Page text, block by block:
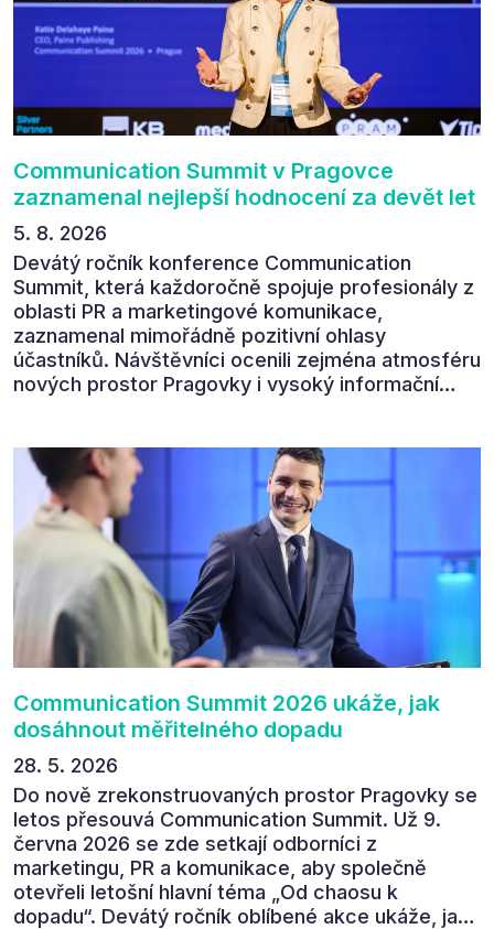
Communication Summit v Pragovce
zaznamenal nejlepší hodnocení za devět let
5. 8. 2026
Devátý ročník konference Communication
Summit, která každoročně spojuje profesionály z
oblasti PR a marketingové komunikace,
zaznamenal mimořádně pozitivní ohlasy
účastníků. Návštěvníci ocenili zejména atmosféru
nových prostor Pragovky i vysoký informační
zúčastnit i příštího ročníku. „Příjemná konference,
výborný program, hezké prostory, Daniel Stach
absolutně nejlepší moderátor!!!“ Tak shrnul
Communication Summit jeden z 330 účastníků ve
své zpětné vazbě. Ta potvrdila, co bylo slyšet i
cítit po celý 9. červen v Pragovce – že ročník s
tématem „Od chaosu k dopadu“ se skutečně
povedl.
Communication Summit 2026 ukáže, jak
dosáhnout měřitelného dopadu
28. 5. 2026
Do nově zrekonstruovaných prostor Pragovky se
letos přesouvá Communication Summit. Už 9.
června 2026 se zde setkají odborníci z
marketingu, PR a komunikace, aby společně
otevřeli letošní hlavní téma „Od chaosu k
dopadu“. Devátý ročník oblíbené akce ukáže, jak